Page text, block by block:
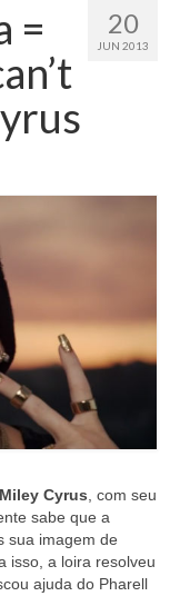
20
JUN 2013
=
Miley Cyrus , com seu
sabe que a
sua imagem de
isso, a loira resolveu
ajuda do Pharell